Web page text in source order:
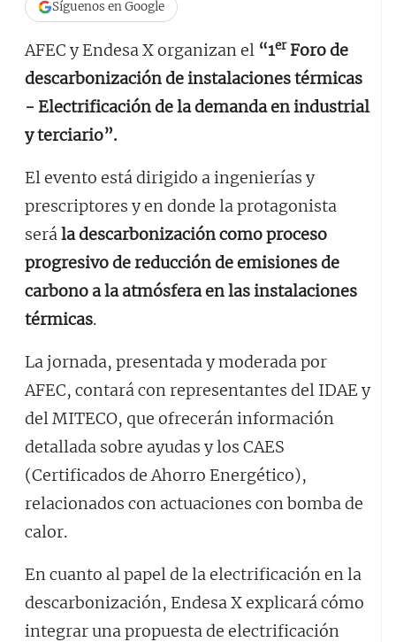
Síguenos en Google
AFEC y Endesa X organizan el “1erForo de
descarbonización de instalaciones térmicas
- Electrificación de la demanda en industrial
y terciario”.
El evento está dirigido a ingenierías y
prescriptores y en donde la protagonista
serála descarbonización como proceso
progresivo de reducción de emisiones de
carbono a la atmósfera en las instalaciones
térmicas.
La jornada, presentada y moderada por
AFEC, contará con representantes del IDAE y
del MITECO, que ofrecerán información
detallada sobre ayudas y los CAES
(Certificados de Ahorro Energético),
relacionados con actuaciones con bomba de
calor.
En cuanto al papel de la electrificación en la
descarbonización, Endesa X explicará cómo
integrar una propuesta de electrificación